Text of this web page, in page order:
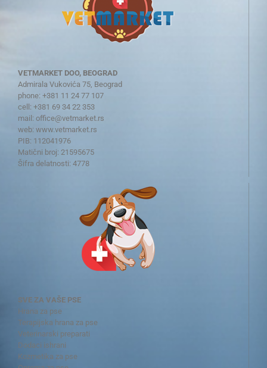
VETMARKET DOO, BEOGRAD
Admirala Vukovića 75, Beograd
phone: +381 11 24 77 107
cell: +381 69 34 22 353
mail: office@vetmarket.rs
web: www.vetmarket.rs
PIB: 112041976
Matični broj: 21595675
Šifra delatnosti: 4778
SVE ZA VAŠE PSE
Hrana za pse
Terapijska hrana za pse
Veterinarski preparati
Dodaci ishrani
Kozmetika za pse